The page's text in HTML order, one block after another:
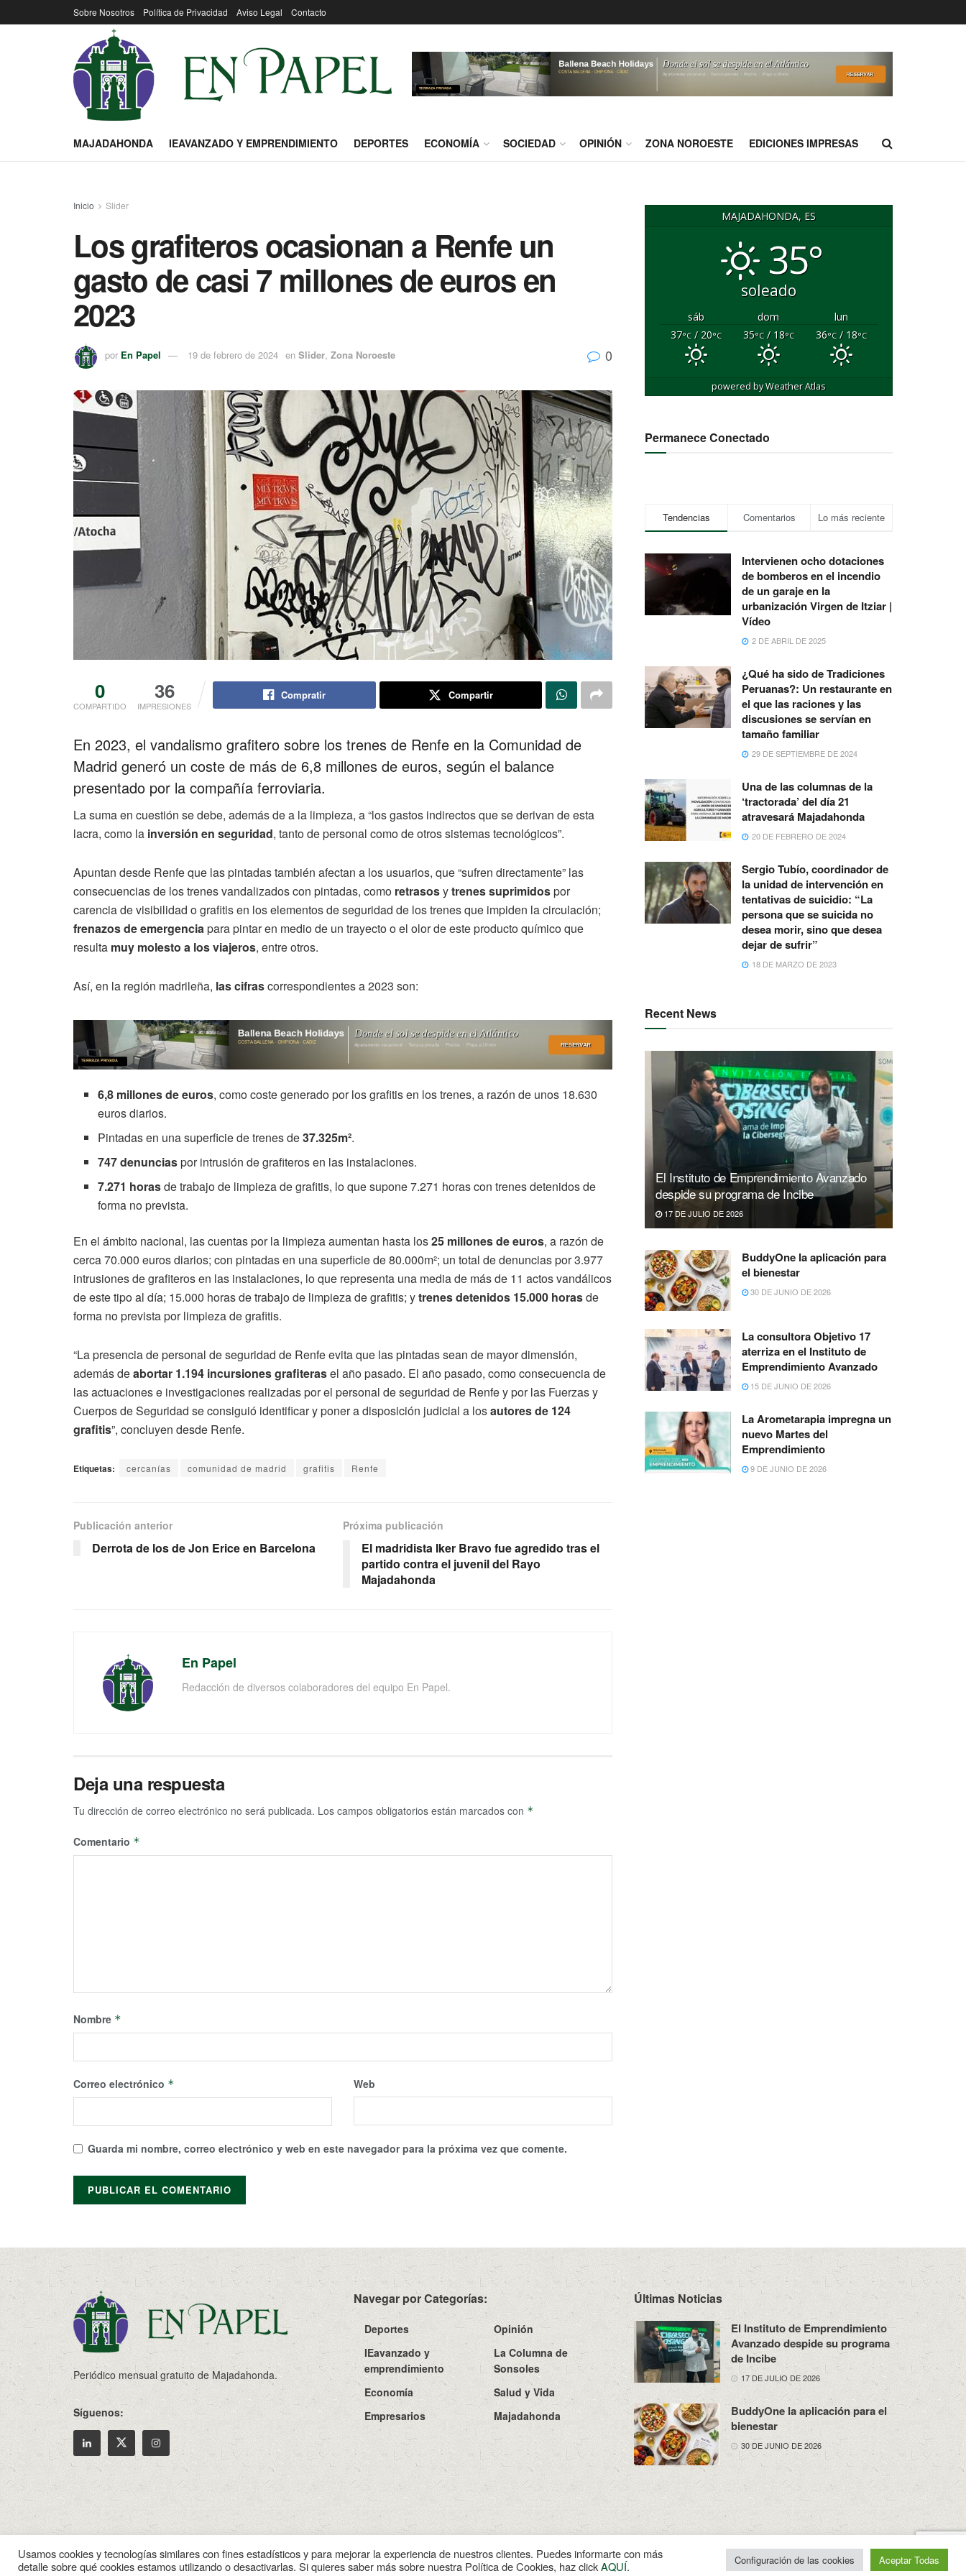
Sobre Nosotros Política de Privacidad Aviso Legal Contacto
MAJADAHONDA IEAVANZADO Y EMPRENDIMIENTO DEPORTES ECONOMÍA SOCIEDAD OPINIÓN ZONA NOROESTE EDICIONES IMPRESAS
Inicio Slider
Los grafiteros ocasionan a Renfe un
gasto de casi 7 millones de euros en
2023
por En Papel 19 de febrero de 2024 en Slider, Zona Noroeste 0
0
COMPARTIDO
36
IMPRESIONES
Compratir Compartir
En 2023, el vandalismo grafitero sobre los trenes de Renfe en la Comunidad de
Madrid generó un coste de más de 6,8 millones de euros, según el balance
presentado por la compañía ferroviaria.
La suma en cuestión se debe, además de a la limpieza, a “los gastos indirectos que se derivan de esta
lacra, como la inversión en seguridad, tanto de personal como de otros sistemas tecnológicos”.
Apuntan desde Renfe que las pintadas también afectan a los usuarios, que “sufren directamente” las
consecuencias de los trenes vandalizados con pintadas, como retrasosytrenes suprimidospor
carencia de visibilidad o grafitis en los elementos de seguridad de los trenes que impiden la circulación;
frenazos de emergenciapara pintar en medio de un trayecto o el olor de este producto químico que
resulta muy molesto a los viajeros, entre otros.
Así, en la región madrileña, las cifrascorrespondientes a 2023 son:
6,8 millones de euros, como coste generado por los grafitis en los trenes, a razón de unos 18.630
euros diarios.
Pintadas en una superficie de trenes de37.325m².
747 denunciaspor intrusión de grafiteros en las instalaciones.
7.271 horasde trabajo de limpieza de grafitis, lo que supone 7.271 horas con trenes detenidos de
forma no prevista.
En el ámbito nacional, las cuentas por la limpieza aumentan hasta los25 millones de euros, a razón de
cerca 70.000 euros diarios; con pintadas en una superficie de 80.000m²; un total de denuncias por 3.977
intrusiones de grafiteros en las instalaciones, lo que representa una media de más de 11 actos vandálicos
de este tipo al día; 15.000 horas de trabajo de limpieza de grafitis; ytrenes detenidos 15.000 horasde
forma no prevista por limpieza de grafitis.
“La presencia de personal de seguridad de Renfe evita que las pintadas sean de mayor dimensión,
además deabortar 1.194 incursiones grafiterasel año pasado. El año pasado, como consecuencia de
las actuaciones e investigaciones realizadas por el personal de seguridad de Renfe y por las Fuerzas y
Cuerpos de Seguridad se consiguió identificar y poner a disposición judicial a losautores de 124
grafitis”, concluyen desde Renfe.
Etiquetas: cercanías comunidad de madrid grafitis Renfe
Publicación anterior
Derrota de los de Jon Erice en Barcelona
Próxima publicación
El madridista Iker Bravo fue agredido tras el
partido contra el juvenil del Rayo
Majadahonda
En Papel
Redacción de diversos colaboradores del equipo En Papel.
Deja una respuesta
Tu dirección de correo electrónico no será publicada. Los campos obligatorios están marcados con *
Comentario *
Nombre *
Correo electrónico * Web
Guarda mi nombre, correo electrónico y web en este navegador para la próxima vez que comente.
MAJADAHONDA, ES
35°
soleado
sáb dom
lun
37°C/ 20°C 35°C/ 18°C 36°C/ 18°C
powered byWeather Atlas
Permanece Conectado
Tendencias Comentarios Lo más reciente
Intervienen ocho dotaciones
de bomberos en el incendio
de un garaje en la
urbanización Virgen de Itziar |
Vídeo
2 DE ABRIL DE 2025
¿Qué ha sido de Tradiciones
Peruanas?: Un restaurante en
el que las raciones y las
discusiones se servían en
tamaño familiar
29 DE SEPTIEMBRE DE 2024
Una de las columnas de la
‘tractorada’ del día 21
atravesará Majadahonda
20 DE FEBRERO DE 2024
Sergio Tubío, coordinador de
la unidad de intervención en
tentativas de suicidio: “La
persona que se suicida no
desea morir, sino que desea
dejar de sufrir”
18 DE MARZO DE 2023
Recent News
El Instituto de Emprendimiento Avanzado
despide su programa de Incibe
17 DE JULIO DE 2026
BuddyOne la aplicación para
el bienestar
30 DE JUNIO DE 2026
La consultora Objetivo 17
aterriza en el Instituto de
Emprendimiento Avanzado
15 DE JUNIO DE 2026
La Arometarapia impregna un
nuevo Martes del
Emprendimiento
9 DE JUNIO DE 2026
Periódico mensual gratuito de Majadahonda.
Síguenos:
Navegar por Categorías:
Deportes
Opinión
IEavanzado y
emprendimiento
La Columna de
Sonsoles
Economía
Salud y Vida
Empresarios
Majadahonda
Últimas Noticias
El Instituto de Emprendimiento
Avanzado despide su programa
de Incibe
17 DE JULIO DE 2026
BuddyOne la aplicación para el
bienestar
30 DE JUNIO DE 2026
Sobre Nosotros Política de Privacidad Aviso Legal Contacto
© 2022Enpapel- Tu periodico de Madahonda.
Usamos cookies y tecnologías similares con fines estadísticos y para mejorar la experiencia de nuestros clientes. Puedes informarte con más
detalle sobre qué cookies estamos utilizando o desactivarlas. Si quieres saber más sobre nuestra Política de Cookies, haz clickAQUÍ. Configuración de las cookies Aceptar Todas